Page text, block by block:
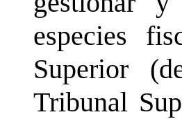
especies
Superior
Tribunal